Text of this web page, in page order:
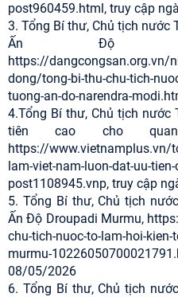
post960459.html, truy cập
3. Tổng Bí thư, Chủ tịch nước
Ấn Độ
https://dangcongsan.org.vn/
dong/tong-bi-thu-chu-tich-
tuong-an-do-narendra-
4.Tổng Bí thư, Chủ tịch nước
tiên cao cho
https://www.vietnamplus.vn/
lam-viet-nam-luon-dat-uu-
post1108945.vnp, truy cập
5. Tổng Bí thư, Chủ tịch
Ấn Độ Droupadi Murmu,
chu-tich-nuoc-to-lam-hoi-
murmu-
08/05/2026
6. Tổng Bí thư, Chủ tịch